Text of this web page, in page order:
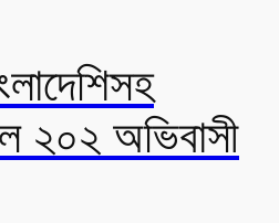
২০২ অভিবাসী